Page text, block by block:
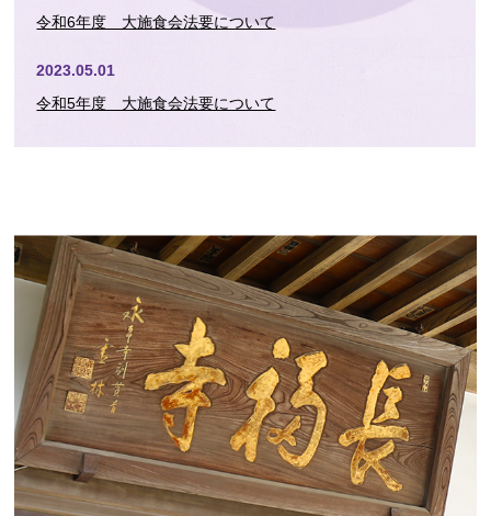
令和6年度 大施食会法要について
2023.05.01
令和5年度 大施食会法要について
2022.05.16
2021.10.08
おしらせ
2021.06.28
ホームページをリニューアルしました。